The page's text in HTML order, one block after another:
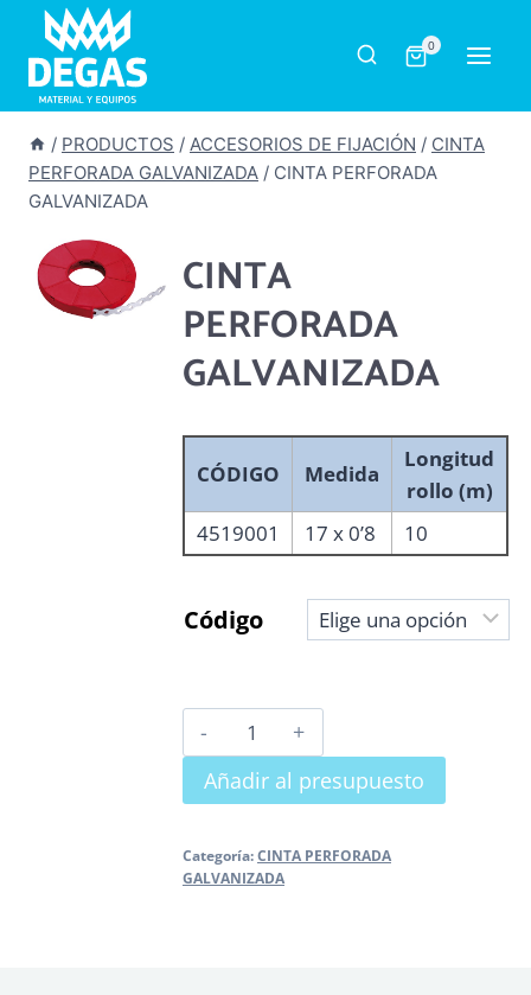
Saltar
contenido
0
/ PRODUCTOS / ACCESORIOS DE FIJACIÓN / CINTA
PERFORADA GALVANIZADA / CINTA PERFORADA
GALVANIZADA
CINTA
PERFORADA
GALVANIZADA
CÓDIGO Medida
Longitud
rollo (m)
4519001
17 x 0’8 10
Código
CINTA
PERFORADA
GALVANIZADA
Añadir al presupuesto
Categoría:CINTA PERFORADA
GALVANIZADA